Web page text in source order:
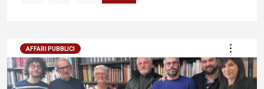
AFFARI PUBBLICI